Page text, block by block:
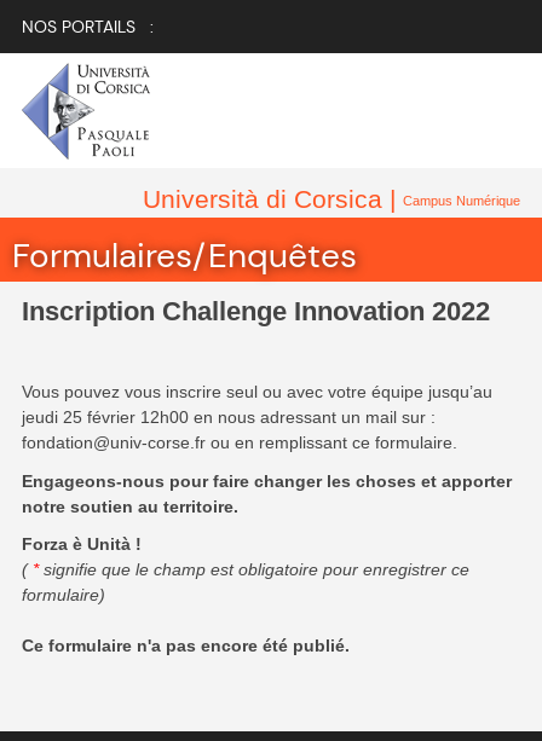
NOS PORTAILS :
Università di Corsica |Campus Numérique
Formulaires/Enquêtes
Inscription Challenge Innovation 2022
Vous pouvez vous inscrire seul ou avec votre équipe jusqu’au
jeudi 25 février 12h00 en nous adressant un mail sur :
fondation@univ-corse.fr ou en remplissant ce formulaire.
Engageons-nous pour faire changer les choses et apporter
notre soutien au territoire.
Forza è Unità !
(*signifie que le champ est obligatoire pour enregistrer ce
formulaire)
Ce formulaire n'a pas encore été publié.